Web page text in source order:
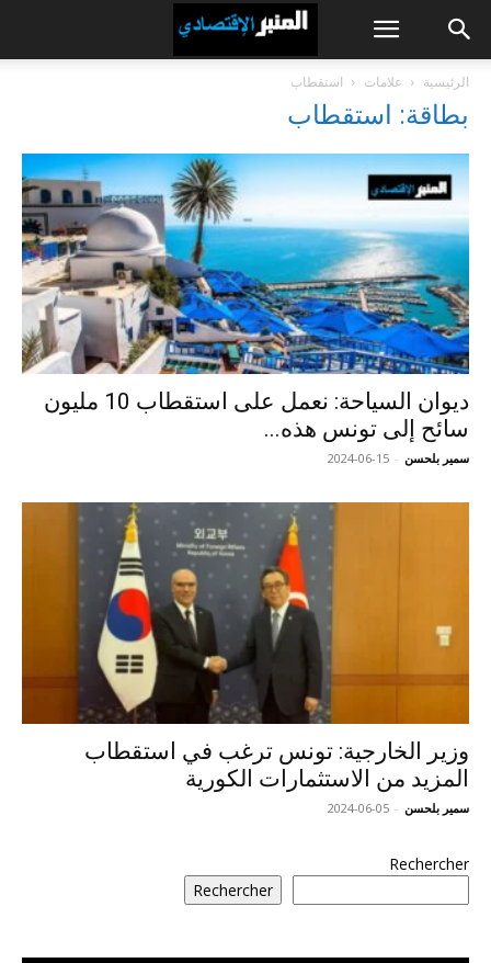
الرئيسية علامات استقطاب
بطاقة: استقطاب
ديوان السياحة: نعمل على استقطاب 10 مليون
سائح إلى تونس هذه...
سمير بلحسن -
2024-06-15
وزير الخارجية: تونس ترغب في استقطاب
المزيد من الاستثمارات الكورية
سمير بلحسن -
2024-06-05
Rechercher
Rechercher